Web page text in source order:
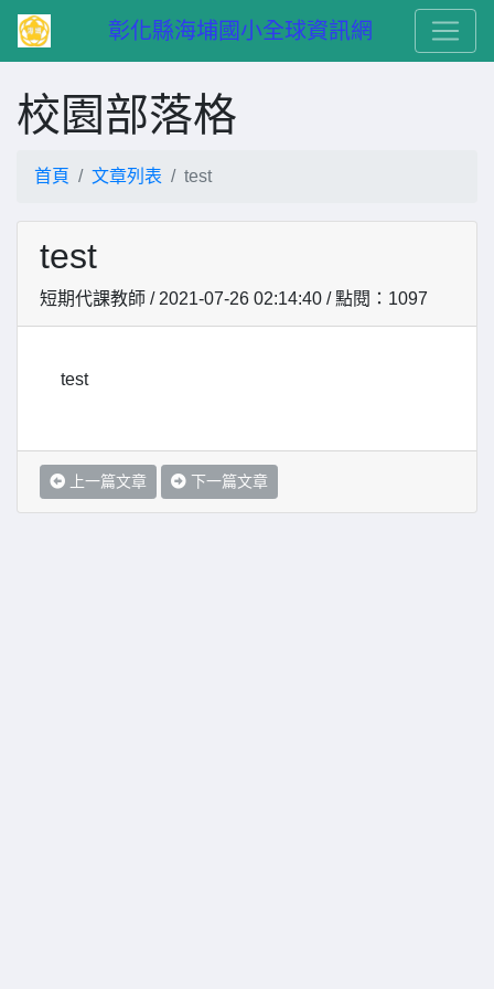
彰化縣海埔國小全球資訊網
校園部落格
首頁 文章列表 test
test
短期代課教師 / 2021-07-26 02:14:40 / 點閱：1097
test
上一篇文章 下一篇文章